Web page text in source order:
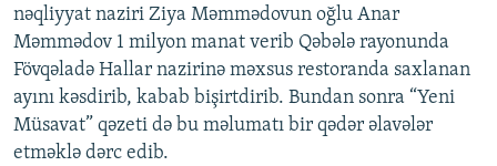
nəqliyyat naziri Ziya Məmmədovun oğlu Anar
Məmmədov 1 milyon manat verib Qəbələ rayonunda
Fövqəladə Hallar nazirinə məxsus restoranda saxlanan
ayını kəsdirib, kabab bişirtdirib. Bundan sonra “Yeni
Müsavat” qəzeti də bu məlumatı bir qədər əlavələr
etməklə dərc edib.